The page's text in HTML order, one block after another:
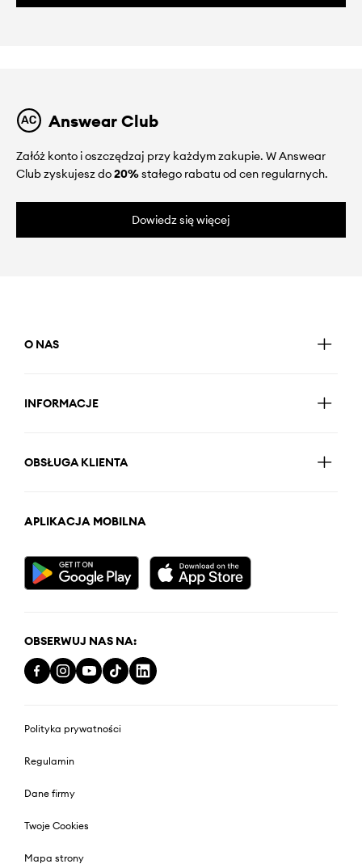
Answear Club
Załóż konto i oszczędzaj przy każdym zakupie. W Answear
Club zyskujesz do20%stałego rabatu od cen regularnych.
Dowiedz się więcej
O NAS
INFORMACJE
OBSŁUGA KLIENTA
APLIKACJA MOBILNA
OBSERWUJ NAS NA:
Polityka prywatności
Regulamin
Dane firmy
Twoje Cookies
Mapa strony